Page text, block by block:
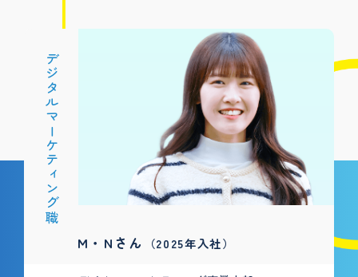
デジタルマーケティング職
M・Nさん （2025年入社）